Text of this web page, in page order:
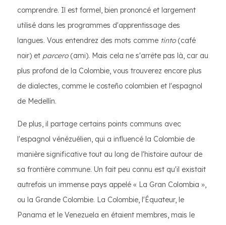
comprendre. Il est formel, bien prononcé et largement
utilisé dans les programmes d'apprentissage des
langues. Vous entendrez des mots comme tinto(café
noir) et parcero(ami). Mais cela ne s'arrête pas là, car au
plus profond de la Colombie, vous trouverez encore plus
de dialectes, comme le costeño colombien et l'espagnol
de Medellín.
De plus, il partage certains points communs avec
l'espagnol vénézuélien, qui a influencé la Colombie de
manière significative tout au long de l'histoire autour de
sa frontière commune. Un fait peu connu est qu'il existait
autrefois un immense pays appelé « La Gran Colombia »,
ou la Grande Colombie. La Colombie, l'Équateur, le
Panama et le Venezuela en étaient membres, mais le